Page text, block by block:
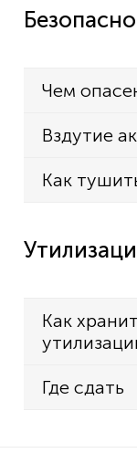
Чем
Вздутие
Как
Как
Где сдать